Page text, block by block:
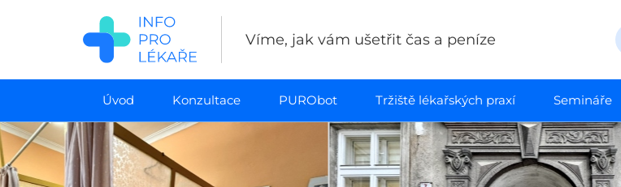
Víme, jak vám ušetřit čas a peníze
Úvod Konzultace PURObot Tržiště lékařských praxí Semináře